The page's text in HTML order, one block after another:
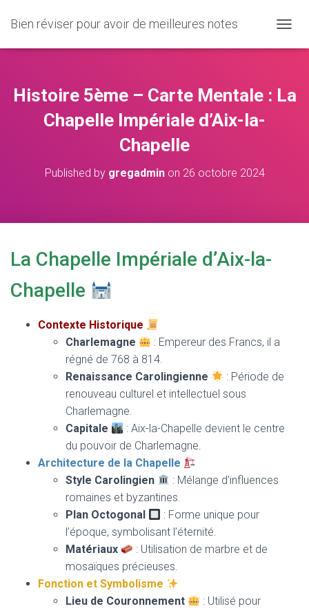
Bien réviser pour avoir de meilleures notes
U
R
Histoire 5ème – Carte Mentale : La
Chapelle Impériale d’Aix-la-
Chapelle
Published by gregadminon 26 octobre 2024
La Chapelle Impériale d’Aix-la-
Chapelle
Contexte Historique
Charlemagne
: Empereur des Francs, il a
régné de 768 à 814.
Renaissance Carolingienne
: Période de
renouveau culturel et intellectuel sous
Charlemagne.
Capitale
: Aix-la-Chapelle devient le centre
du pouvoir de Charlemagne.
Architecture de la Chapelle
Style Carolingien
: Mélange d’influences
romaines et byzantines.
Plan Octogonal
: Forme unique pour
l’époque, symbolisant l’éternité.
Matériaux
: Utilisation de marbre et de
mosaïques précieuses.
Fonction et Symbolisme
Lieu de Couronnement
: Utilisé pour